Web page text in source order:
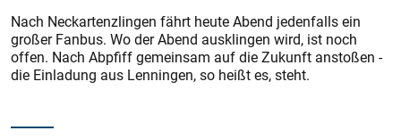
Nach Neckartenzlingen fährt heute Abend jedenfalls ein
großer Fanbus. Wo der Abend ausklingen wird, ist noch
offen. Nach Abpfiff gemeinsam auf die Zukunft anstoßen -
die Einladung aus Lenningen, so heißt es, steht.